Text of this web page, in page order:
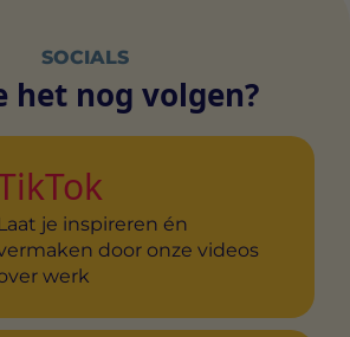
SOCIALS
het nog volgen?
Laat je inspireren én
door onze videos
werk